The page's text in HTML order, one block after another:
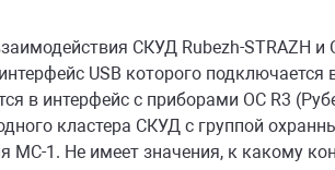
СКУД Rubezh-STRAZH
USB которого подключается
в интерфейс с приборами ОС R3
кластера СКУД с группой
МС-1. Не имеет значения, к какому